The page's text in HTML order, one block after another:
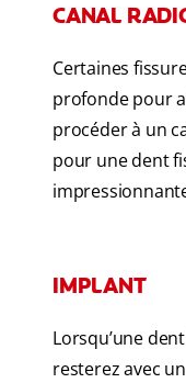
CANAL
Certaines
profonde pour
procéder à un
pour une dent
IMPLANT
Lorsqu’une
resterez avec